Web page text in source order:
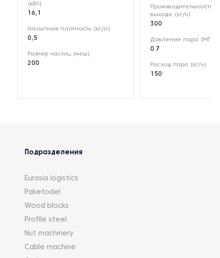
(кВт)
16,1
Насыпная плотность (кг/л)
0,5
Размер частиц (меш)
200
Производительность
выходе (кг/ч)
300
Давление пара (МПа)
0.7
Расход пара (кг/ч)
150
Подразделения
Eurasia logistics
Paketodel
Wood blocks
Profile steel
Nut machinery
Cable machine